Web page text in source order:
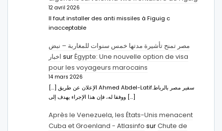
12 avril 2026
Il faut installer des anti missiles à Figuig c
inacceptable
مصر تمنح تأشيرة مدتها خمس سنوات للمغاربة – نبض
اخبار surÉgypte: Une nouvelle option de visa
pour les voyageurs marocains
14 mars 2026
[…] الإعلان عن طريق Ahmed Abdel-Latifسفير مصر بالرباط.
ووفقا له، فإن هذا الإجراء يهدف إلى […]
Après le Venezuela, les États-Unis menacent
Cuba et Groenland - Atlasinfo surChute de